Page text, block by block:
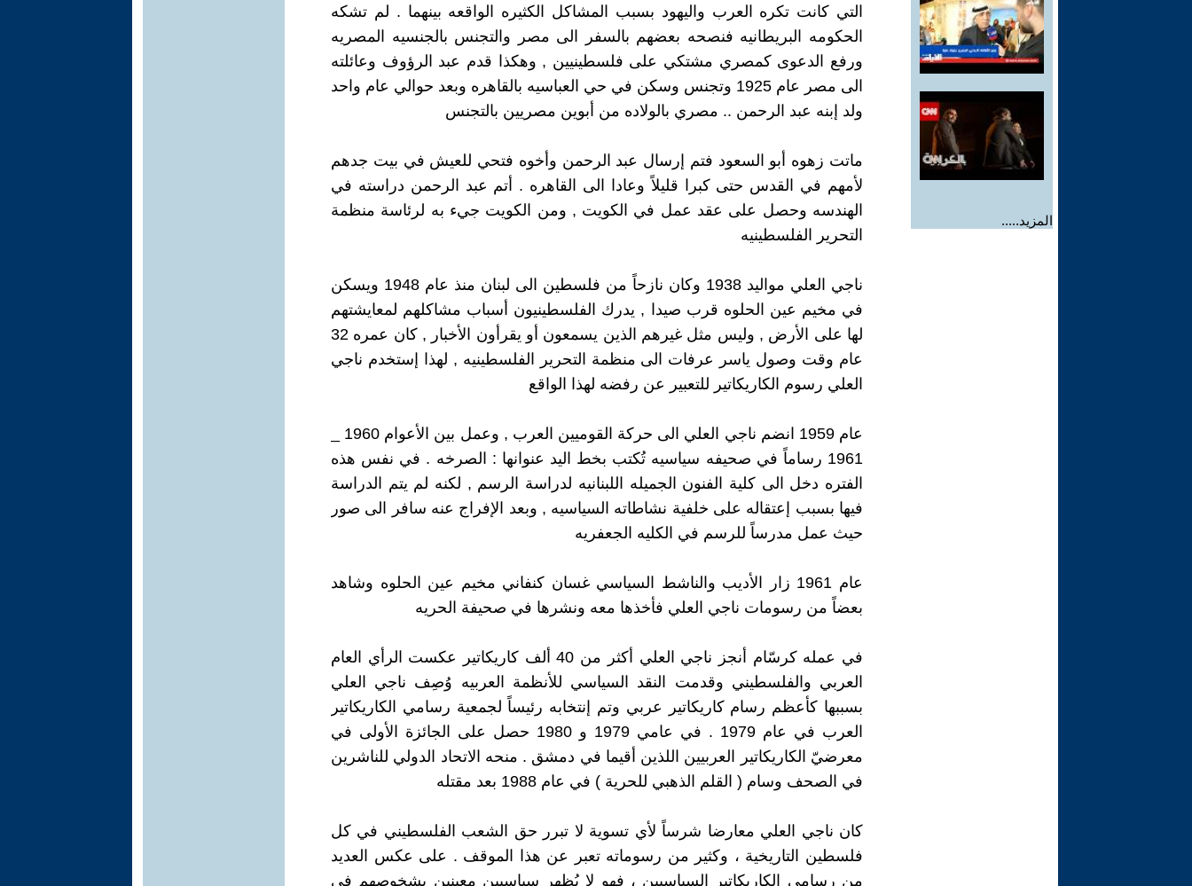
المزيد.....
التي كانت تكره العرب واليهود بسبب المشاكل الكثيره الواقعه بينهما . لم تشكه
الحكومه البريطانيه فنصحه بعضهم بالسفر الى مصر والتجنس بالجنسيه المصريه
ورفع الدعوى كمصري مشتكي على فلسطينيين , وهكذا قدم عبد الرؤوف وعائلته
الى مصر عام 1925 وتجنس وسكن في حي العباسيه بالقاهره وبعد حوالي عام واحد
ولد إبنه عبد الرحمن .. مصري بالولاده من أبوين مصريين بالتجنس
ماتت زهوه أبو السعود فتم إرسال عبد الرحمن وأخوه فتحي للعيش في بيت جدهم
لأمهم في القدس حتى كبرا قليلاً وعادا الى القاهره . أتم عبد الرحمن دراسته في
الهندسه وحصل على عقد عمل في الكويت , ومن الكويت جيء به لرئاسة منظمة
التحرير الفلسطينيه
ناجي العلي مواليد 1938 وكان نازحاً من فلسطين الى لبنان منذ عام 1948 ويسكن
في مخيم عين الحلوه قرب صيدا , يدرك الفلسطينيون أسباب مشاكلهم لمعايشتهم
لها على الأرض , وليس مثل غيرهم الذين يسمعون أو يقرأون الأخبار , كان عمره 32
عام وقت وصول ياسر عرفات الى منظمة التحرير الفلسطينيه , لهذا إستخدم ناجي
العلي رسوم الكاريكاتير للتعبير عن رفضه لهذا الواقع
1961 رساماً في صحيفه سياسيه تُكتب بخط اليد عنوانها : الصرخه . في نفس هذه
الفتره دخل الى كلية الفنون الجميله اللبنانيه لدراسة الرسم , لكنه لم يتم الدراسة
فيها بسبب إعتقاله على خلفية نشاطاته السياسيه , وبعد الإفراج عنه سافر الى صور
حيث عمل مدرساً للرسم في الكليه الجعفريه
عام 1961 زار الأديب والناشط السياسي غسان كنفاني مخيم عين الحلوه وشاهد
بعضاً من رسومات ناجي العلي فأخذها معه ونشرها في صحيفة الحريه
في عمله كرسّام أنجز ناجي العلي أكثر من 40 ألف كاريكاتير عكست الرأي العام
العربي والفلسطيني وقدمت النقد السياسي للأنظمة العربيه وُصِف ناجي العلي
بسببها كأعظم رسام كاريكاتير عربي وتم إنتخابه رئيساً لجمعية رسامي الكاريكاتير
العرب في عام 1979 . في عامي 1979 و 1980 حصل على الجائزة الأولى في
معرضيّ الكاريكاتير العربيين اللذين أقيما في دمشق . منحه الاتحاد الدولي للناشرين
في الصحف وسام ( القلم الذهبي للحرية ) في عام 1988 بعد مقتله
كان ناجي العلي معارضا شرساً لأي تسوية لا تبرر حق الشعب الفلسطيني في كل
فلسطين التاريخية ، وكثير من رسوماته تعبر عن هذا الموقف . على عكس العديد
من رسامي الكاريكاتير السياسيين ، فهو لا يُظهر سياسيين معينين بشخوصهم في